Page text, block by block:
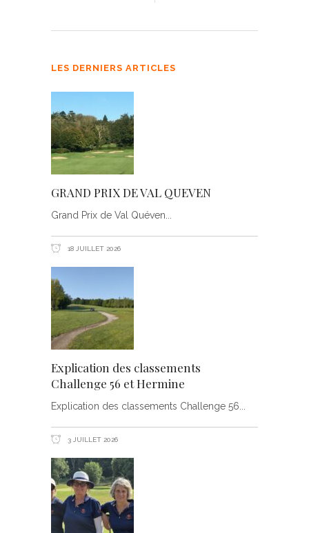
LES DERNIERS ARTICLES
GRAND PRIX DE VAL QUEVEN
Grand Prix de Val Quéven
18 JUILLET 2026
Explication des classements
Challenge 56 et Hermine
Explication des classements Challenge 56
3 JUILLET 2026